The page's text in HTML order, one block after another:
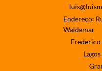
Endereço:
Waldemar
Frederico